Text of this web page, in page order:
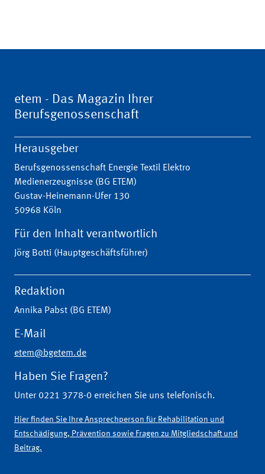
etem - Das Magazin Ihrer
Berufsgenossenschaft
Herausgeber
Berufsgenossenschaft Energie Textil Elektro
Medienerzeugnisse (BG ETEM)
Gustav-Heinemann-Ufer 130
50968 Köln
Für den Inhalt verantwortlich
Jörg Botti (Hauptgeschäftsführer)
Redaktion
Annika Pabst (BG ETEM)
E-Mail
etem@bgetem.de
Haben Sie Fragen?
Unter 0221 3778-0 erreichen Sie uns telefonisch.
Hier finden Sie Ihre Ansprechperson für Rehabilitation und
Entschädigung, Prävention sowie Fragen zu Mitgliedschaft und
Beitrag.